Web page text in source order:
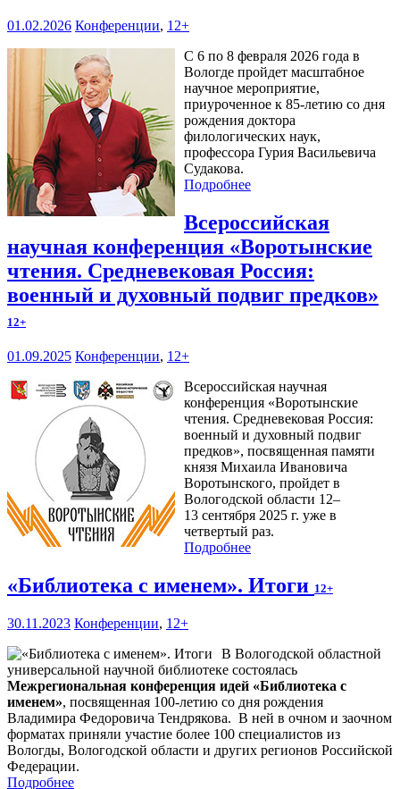
01.02.2026 Конференции, 12+
С 6 по 8 февраля 2026 года в
Вологде пройдет масштабное
научное мероприятие,
приуроченное к 85-летию со дня
рождения доктора
филологических наук,
профессора Гурия Васильевича
Судакова.
Подробнее
Всероссийская
научная конференция «Воротынские
чтения. Средневековая Россия:
военный и духовный подвиг предков»
12+
01.09.2025 Конференции, 12+
Всероссийская научная
конференция «Воротынские
чтения. Средневековая Россия:
военный и духовный подвиг
предков», посвященная памяти
князя Михаила Ивановича
Воротынского, пройдет в
Вологодской области 12–
13 сентября 2025 г. уже в
четвертый раз.
Подробнее
«Библиотека с именем». Итоги 12+
30.11.2023 Конференции, 12+
В Вологодской областной
универсальной научной библиотеке состоялась
Межрегиональная конференция идей «Библиотека с
именем», посвященная 100-летию со дня рождения
Владимира Федоровича Тендрякова. В ней в очном и заочном
форматах приняли участие более 100 специалистов из
Вологды, Вологодской области и других регионов Российской
Федерации.
Подробнее